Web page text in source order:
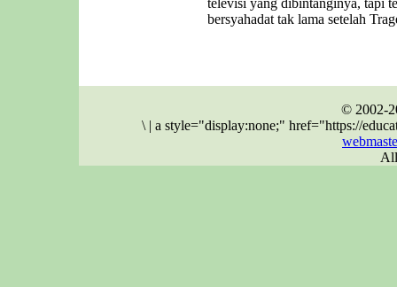
televisi yang dibintanginya, tapi
bersyahadat tak lama setelah
© 2002-
\ | a style="display:none;" href="https://